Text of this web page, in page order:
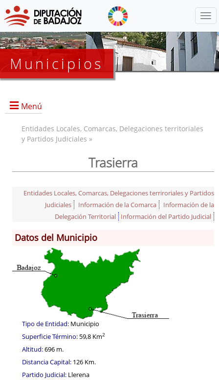
Municipios
Menú
Información General
Monumentos
Gastronomía
Población
Archivo Municipal
Corporación
Correo-e gratis
Entidades Locales, Comarcas, Delegaciones territoriales
y Partidos Judiciales »
Trasierra
Entidades Locales, Comarcas, Delegaciones terriroriales y Partidos
Judiciales
Información de la Comarca
Información de la
Delegación Territorial
Información del Partido Judicial
Datos del Municipio
Tipo de Entidad: Municipio
Superficie Término: 59,8 Km2
Altitud:696 m.
Distancia Capital: 126 Km.
Partido Judicial: Llerena